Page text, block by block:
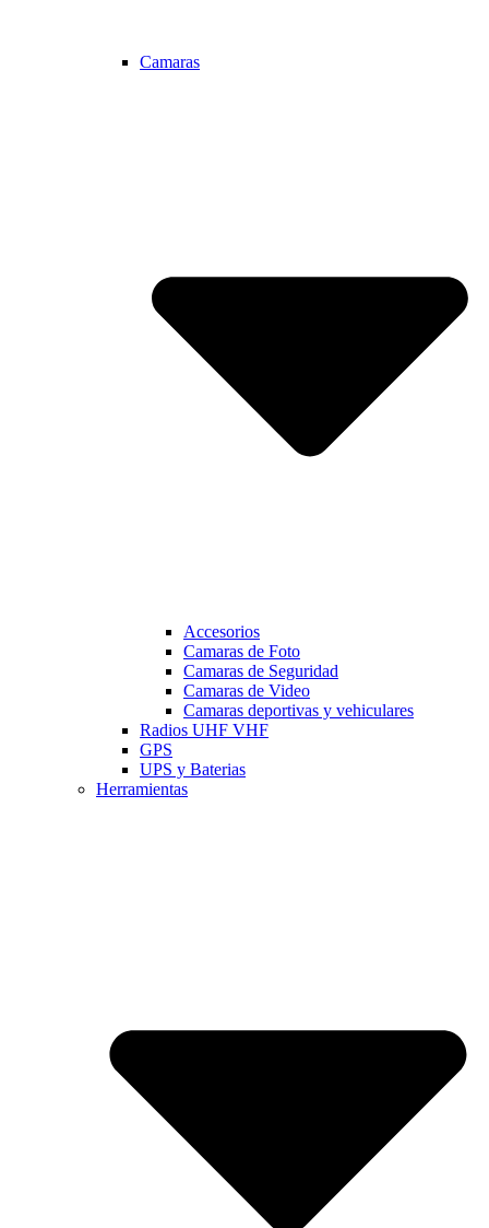
Camaras
Accesorios
Camaras de Foto
Camaras de Seguridad
Camaras de Video
Camaras deportivas y vehiculares
Radios UHF VHF
GPS
UPS y Baterias
Herramientas